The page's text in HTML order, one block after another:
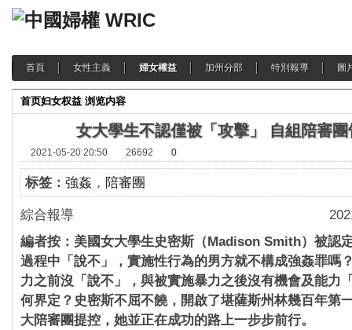
首頁 女性主義 婦女權益 加州分部 特別報導 圖
首页妇女权益 浏览内容
女大學生不認僅被「攻擊」 自組陪審團
2021-05-20 20:50 26692 0
标签： 強姦 ， 陪審團
綜合報導 2021-
編者按：美國女大學生史密斯（Madison Smith）被認
過程中「說不」，實施性行為的男方就不構成強姦罪嗎
力之前沒「說不」，與被實施暴力之後沒有機會及能力
何界定？史密斯不屈不饒，開啟了堪薩斯州林幾百年第
大陪審團提控，她並正在成功的路上一步步前行。